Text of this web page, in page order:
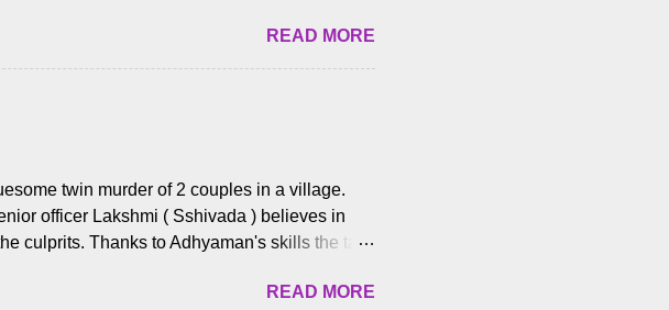
வி கணேஷ் , ஜான் விஜய், பேபி கிருத்திகா,
எம். சுகுமார் ஒளிப்பதிவு
இசையமைத்திருக்கிறார். லால்குடி
படத் தொகுப்பு பணிகளை
தயாராகி இருக்கும் இந்தத் திரைப்படத்தை 90
வழங...
READ MORE
twin murder of 2 couples in a village.
officer Lakshmi ( Sshivada ) believes in
culprits. Thanks to Adhyaman's skills the task
the case to events dating back to 1995.
READ MORE